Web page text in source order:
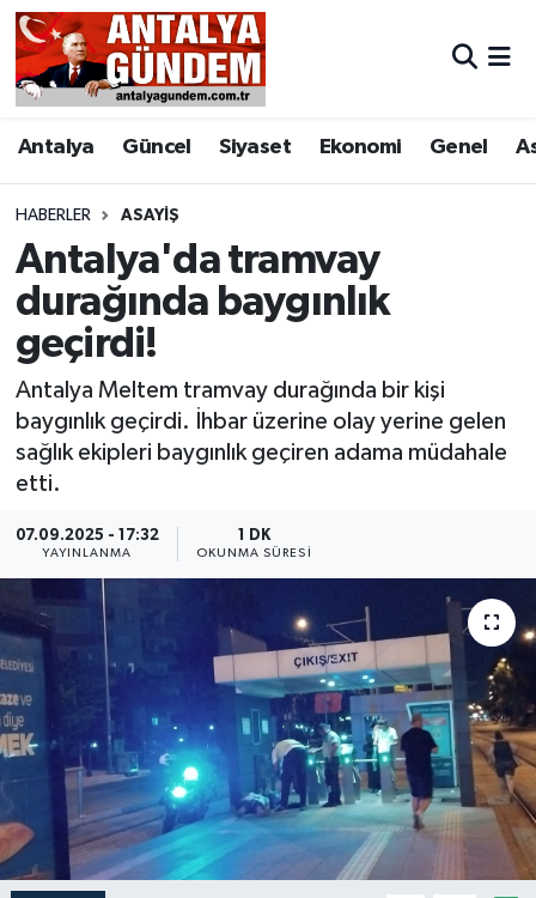
Antalya Güncel Siyaset Ekonomi Genel
HABERLER ASAYIŞ
Antalya'da tramvay
durağında baygınlık
geçirdi!
Antalya Meltem tramvay durağında bir kişi
baygınlık geçirdi. İhbar üzerine olay yerine gelen
sağlık ekipleri baygınlık geçiren adama müdahale
etti.
07.09.2025 - 17:32
YAYINLANMA
1 DK
OKUNMA SÜRESI
Antalya
Asayiş
Bilim & Teknoloji
Bölge
EĞİTİM
Ekonomi
Genel
Güncel
Kültür & Sanat
Magazin
Resmi İlan
Sağlık & Yaşam
Siyaset
Antalya Nöbetçi Eczaneler
Antalya Hava Durumu
Antalya Namaz Vakitleri
Antalya Trafik Yoğunluk Haritası
Süper Lig Puan Durumu ve Fikstür
Tüm Manşetler
Son Dakika Haberleri